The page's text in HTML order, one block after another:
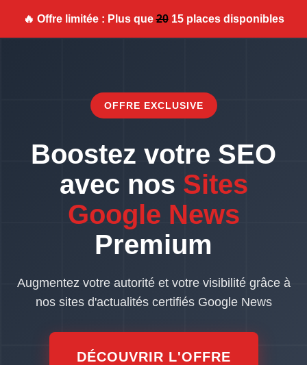
🔥 Offre limitée : Plus que2015 places disponibles
OFFRE EXCLUSIVE
Boostez votre SEO
avec nos Sites
Google News
Premium
Augmentez votre autorité et votre visibilité grâce à
nos sites d'actualités certifiés Google News
DÉCOUVRIR L'OFFRE